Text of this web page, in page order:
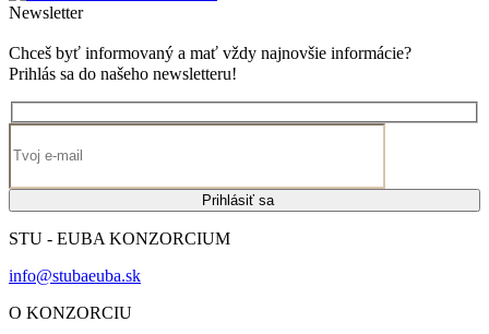
Newsletter
Chceš byť informovaný a mať vždy najnovšie informácie?
Prihlás sa do našeho newsletteru!
E-mail
Prihlásiť sa
STU - EUBA KONZORCIUM
info@stubaeuba.sk
O KONZORCIU